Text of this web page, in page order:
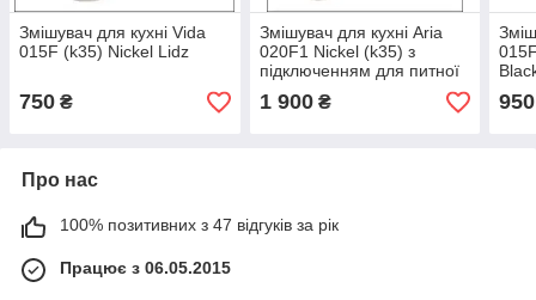
Змішувач для кухні Vida
015F (k35) Nickel Lidz
750 ₴
Змішувач для кухні Aria
020F1 Nickel (k35) з
підключенням для питної
води Lidz
1 900₴ 950
Про нас
100% позитивних з 47 відгуків за рік
Працює з 06.05.2015